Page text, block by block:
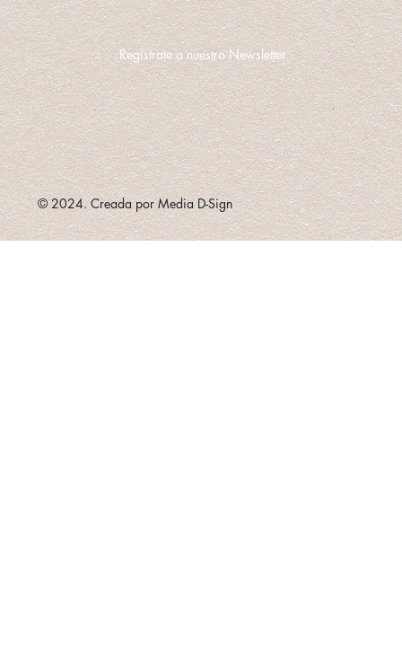
Regístrate a nuestro Newsletter
© 2024. Creada por Media D-Sign